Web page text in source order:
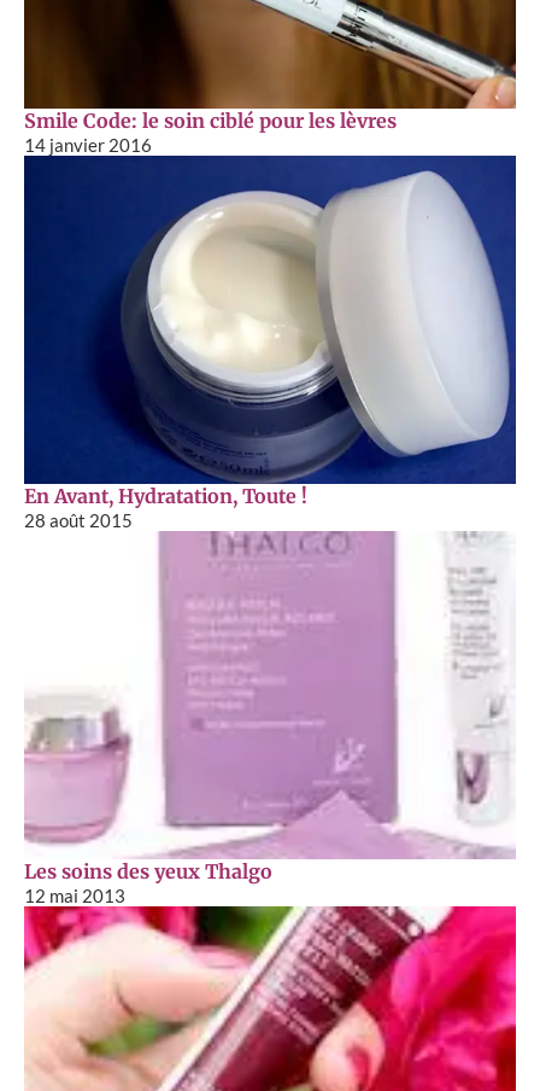
Smile Code: le soin ciblé pour les lèvres
14 janvier 2016
En Avant, Hydratation, Toute !
28 août 2015
Les soins des yeux Thalgo
12 mai 2013